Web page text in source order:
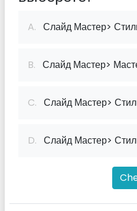
A. Слайд Мастер>
B. Слайд Мастер>
C. Слайд Мастер>
D. Слайд Мастер>